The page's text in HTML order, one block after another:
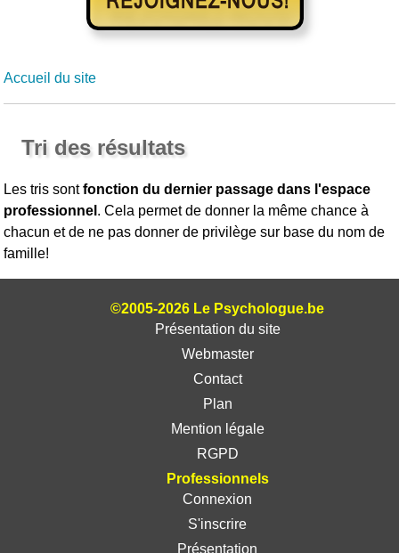
Accueil du site
Tri des résultats
Les tris sontfonction du dernier passage dans l'espace
professionnel . Cela permet de donner la même chance à
chacun et de ne pas donner de privilège sur base du nom de
famille!
©2005-2026 Le Psychologue.be
Présentation du site
Webmaster
Contact
Plan
Mention légale
RGPD
Professionnels
Connexion
S'inscrire
Présentation